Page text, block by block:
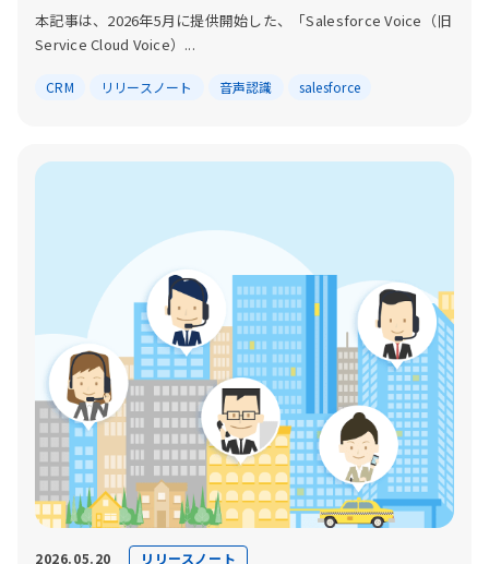
本記事は、2026年5月に提供開始した、「Salesforce Voice（旧
Service Cloud Voice）...
CRM リリースノート 音声認識 salesforce
2026.05.20 リリースノート